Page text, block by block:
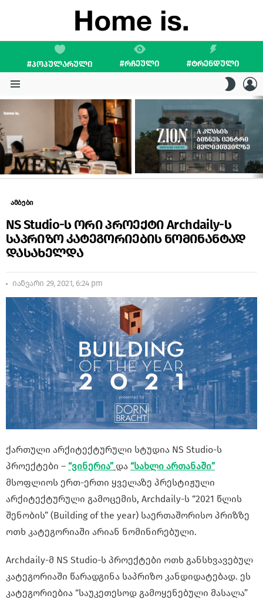
#ᲞᲝᲞᲣᲚᲐᲠᲣᲚᲘ #ᲠᲩᲔᲣᲚᲘ #ᲢᲠᲔᲜᲓᲣᲚᲘ
SKIN
STORIES
ამბები
NS Studio-ს ორი პროექტი Archdaily-ს
საპრიზო კატეგორიების ნომინანტად
დასახელდა
იანვარი 29, 2021, 6:24 pm
ქართული არქიტექტურული სტუდია NS Studio-ს
პროექტები – “ვინერია” და “სახლი ართანაში”
მსოფლიოს ერთ-ერთი ყველაზე პრესტიჟული
არქიტექტურული გამოცემის, Archdaily-ს “2021 წლის
შენობის” (Building of the year) საერთაშორისო პრიზზე
ოთხ კატეგორიაში არიან ნომინირებული.
Archdaily-მ NS Studio-ს პროექტები ოთხ განსხვავებულ
კატეგორიაში წარადგინა საპრიზო კანდიდატებად. ეს
კატეგორიებია “საუკეთესოდ გამოყენებული მასალა”